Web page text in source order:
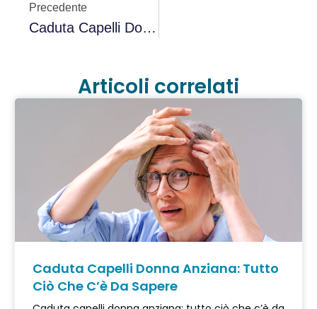
Precedente
Caduta Capelli Donna Anziana: Tutto Ciò Che C’è Da Sapere
Articoli correlati
Caduta Capelli Donna Anziana: Tutto
Ciò Che C’è Da Sapere